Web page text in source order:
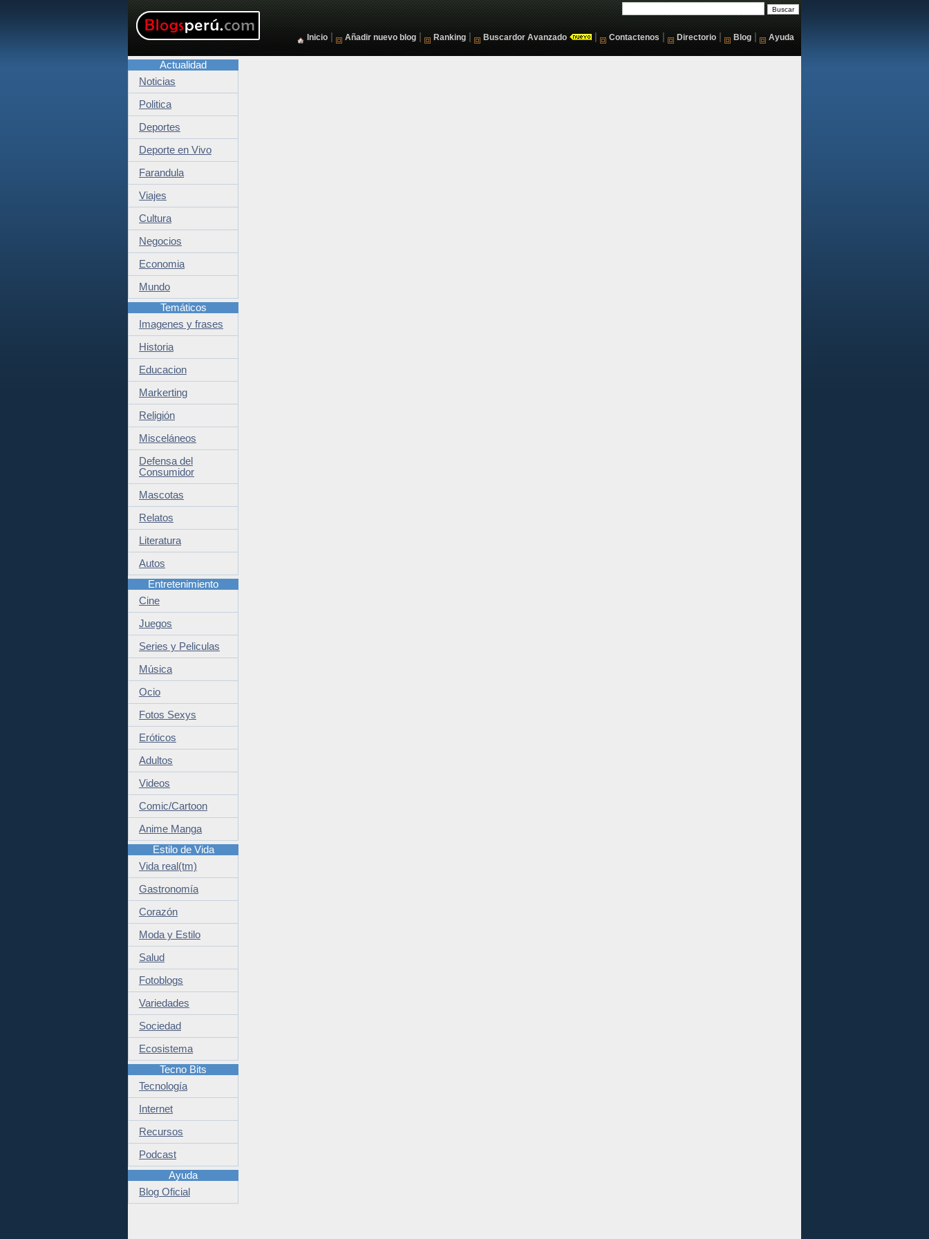
Inicio Añadir nuevo blog Ranking Buscardor Avanzado Contactenos Directorio Blog Ayuda
Actualidad
Noticias
Politica
Deportes
Deporte en Vivo
Farandula
Viajes
Cultura
Negocios
Economia
Mundo
Temáticos
Imagenes y frases
Historia
Educacion
Markerting
Religión
Misceláneos
Defensa del
Consumidor
Mascotas
Relatos
Literatura
Autos
Entretenimiento
Cine
Juegos
Series y Peliculas
Música
Ocio
Fotos Sexys
Eróticos
Adultos
Videos
Comic/Cartoon
Anime Manga
Estilo de Vida
Vida real(tm)
Gastronomía
Corazón
Moda y Estilo
Salud
Fotoblogs
Variedades
Sociedad
Ecosistema
Tecno Bits
Tecnología
Internet
Recursos
Podcast
Ayuda
Blog Oficial